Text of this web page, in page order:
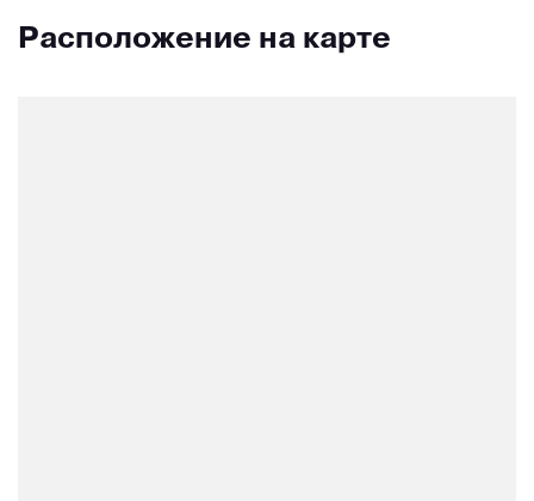
Расположение на карте